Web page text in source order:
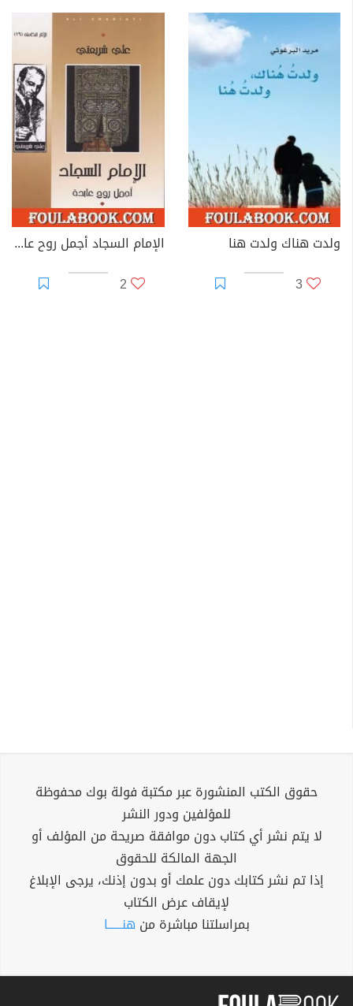
ولدت هناك ولدت هنا
3
الإمام السجاد أجمل روح عابدة - الآثار الكاملة
2
حقوق الكتب المنشورة عبر مكتبة فولة بوك محفوظة
للمؤلفين ودور النشر
لا يتم نشر أي كتاب دون موافقة صريحة من المؤلف أو
الجهة المالكة للحقوق
إذا تم نشر كتابك دون علمك أو بدون إذنك، يرجى الإبلاغ
لإيقاف عرض الكتاب
بمراسلتنا مباشرة من هنــــــا